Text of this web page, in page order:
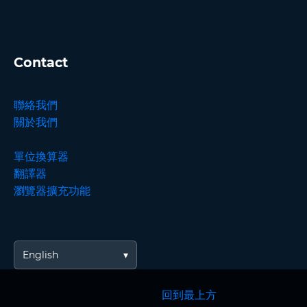
Contact
聯絡我們
關於我們
單位換算器
翻譯器
瀏覽器擴充功能
English
回到最上方